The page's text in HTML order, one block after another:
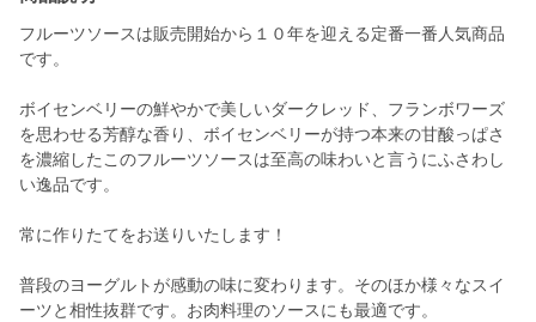
フルーツソースは販売開始から１０年を迎える定番一番人気商品
です。
ボイセンベリーの鮮やかで美しいダークレッド、フランボワーズ
を思わせる芳醇な香り、ボイセンベリーが持つ本来の甘酸っぱさ
を濃縮したこのフルーツソースは至高の味わいと言うにふさわし
い逸品です。
常に作りたてをお送りいたします！
普段のヨーグルトが感動の味に変わります。そのほか様々なスイ
ーツと相性抜群です。お肉料理のソースにも最適です。